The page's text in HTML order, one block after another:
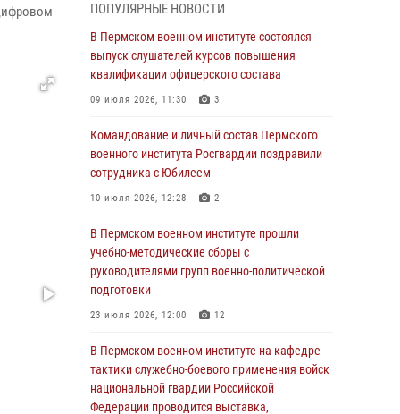
В Пермском военном институте прошли
учебно-методические сборы с
руководителями групп военно-политической
подготовки
23 июля 2026, 12:00 12
В Пермском военном институте на кафедре
тактики служебно-боевого применения войск
национальной гвардии Российской
посвящённая войскам правопорядка
10 июля 2026, 14:30 8
В Пермском военном институте состоялся
выпуск слушателей курсов повышения
квалификации офицерского состава
ПОПУЛЯРНЫЕ НОВОСТИ
В Пермском военном институте состоялся
выпуск слушателей курсов повышения
квалификации офицерского состава
09 июля 2026, 11:30 3
Командование и личный состав Пермского
военного института Росгвардии поздравили
сотрудника с Юбилеем
10 июля 2026, 12:28 2
В Пермском военном институте прошли
учебно-методические сборы с
руководителями групп военно-политической
подготовки
23 июля 2026, 12:00 12
В Пермском военном институте на кафедре
тактики служебно-боевого применения войск
национальной гвардии Российской
Федерации проводится выставка,